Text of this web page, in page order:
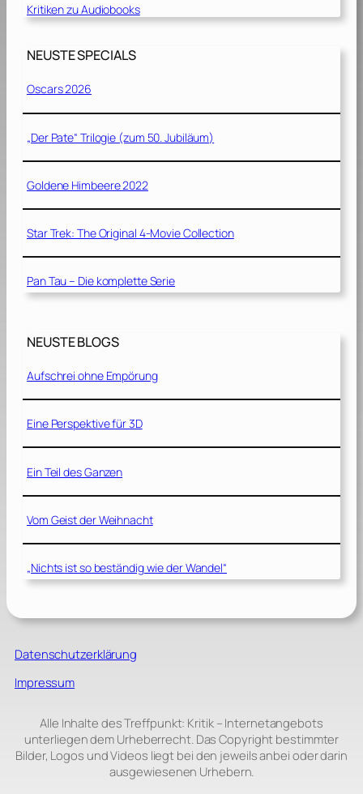
Kritiken zu Audiobooks
NEUSTE SPECIALS
Oscars 2026
„Der Pate“ Trilogie (zum 50. Jubiläum)
Goldene Himbeere 2022
Star Trek: The Original 4-Movie Collection
Pan Tau – Die komplette Serie
NEUSTE BLOGS
Aufschrei ohne Empörung
Eine Perspektive für 3D
Ein Teil des Ganzen
Vom Geist der Weihnacht
„Nichts ist so beständig wie der Wandel“
Datenschutzerklärung
Impressum
Alle Inhalte des Treffpunkt: Kritik – Internetangebots
unterliegen dem Urheberrecht. Das Copyright bestimmter
Bilder, Logos und Videos liegt bei den jeweils anbei oder darin
ausgewiesenen Urhebern.